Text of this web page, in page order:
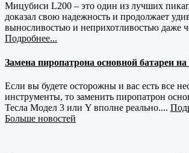
Мицубиси L200 – это один из лучших
доказал свою надежность и продолжает
выносливостью и неприхотливостью даже
Подробнее...
Замена пиропатрона основной батареи на
Если вы будете осторожны и вас есть все
инструменты, то заменить пиропатрон
Тесла Модел 3 или Y вполне реально....
Больше новостей